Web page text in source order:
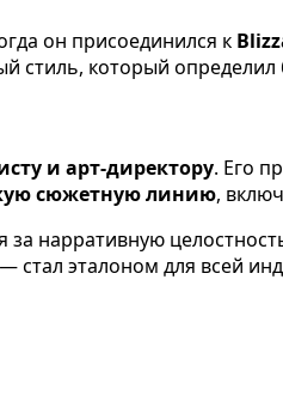
он присоединился к
стиль, который
и арт-директору. Его
сюжетную линию,
за нарративную
— стал эталоном для всей